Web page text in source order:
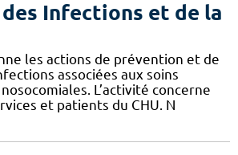
Infections et de la
les actions de prévention et de
associées aux soins
L’activité concerne
et patients du CHU. N